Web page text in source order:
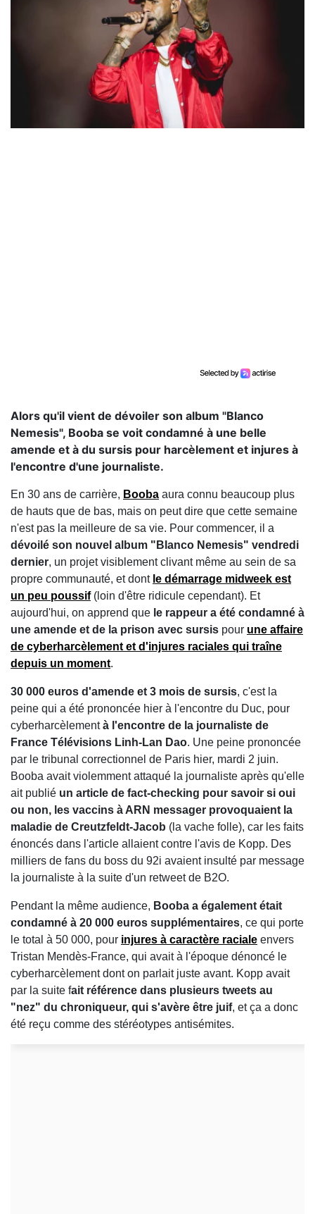
Alors qu'il vient de dévoiler son album "Blanco
Nemesis", Booba se voit condamné à une belle
amende et à du sursis pour harcèlement et injures à
l'encontre d'une journaliste.
En 30 ans de carrière, Booba aura connu beaucoup plus
de hauts que de bas, mais on peut dire que cette semaine
n'est pas la meilleure de sa vie. Pour commencer, il a
dévoilé son nouvel album "Blanco Nemesis" vendredi
dernier, un projet visiblement clivant même au sein de sa
propre communauté, et dont le démarrage midweek est
un peu poussif(loin d'être ridicule cependant). Et
aujourd'hui, on apprend que le rappeur a été condamné à
une amende et de la prison avec sursis pour une affaire
de cyberharcèlement et d'injures raciales qui traîne
depuis un moment.
30 000 euros d'amende et 3 mois de sursis, c'est la
peine qui a été prononcée hier à l'encontre du Duc, pour
cyberharcèlementà l'encontre de la journaliste de
France Télévisions Linh-Lan Dao. Une peine prononcée
par le tribunal correctionnel de Paris hier, mardi 2 juin.
Booba avait violemment attaqué la journaliste après qu'elle
ait publié un article de fact-checking pour savoir si oui
ou non, les vaccins à ARN messager provoquaient la
maladie de Creutzfeldt-Jacob (la vache folle), car les faits
énoncés dans l'article allaient contre l'avis de Kopp. Des
milliers de fans du boss du 92i avaient insulté par message
la journaliste à la suite d'un retweet de B2O.
Pendant la même audience, Booba a également était
condamné à 20 000 euros supplémentaires, ce qui porte
le total à 50 000, pour injures à caractère raciale envers
Tristan Mendès-France, qui avait à l'époque dénoncé le
cyberharcèlement dont on parlait juste avant. Kopp avait
par la suite fait référence dans plusieurs tweets au
"nez" du chroniqueur, qui s'avère être juif, et ça a donc
été reçu comme des stéréotypes antisémites.